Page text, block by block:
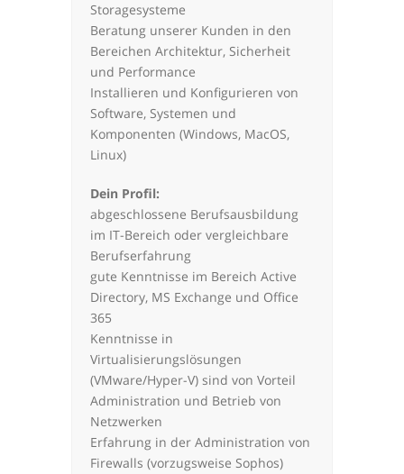
Storagesysteme
Beratung unserer Kunden in den
Bereichen Architektur, Sicherheit
und Performance
Installieren und Konfigurieren von
Software, Systemen und
Komponenten (Windows, MacOS,
Linux)
Dein Profil:
abgeschlossene Berufsausbildung
im IT-Bereich oder vergleichbare
Berufserfahrung
gute Kenntnisse im Bereich Active
Directory, MS Exchange und Office
365
Kenntnisse in
Virtualisierungslösungen
(VMware/Hyper-V) sind von Vorteil
Administration und Betrieb von
Netzwerken
Erfahrung in der Administration von
Firewalls (vorzugsweise Sophos)